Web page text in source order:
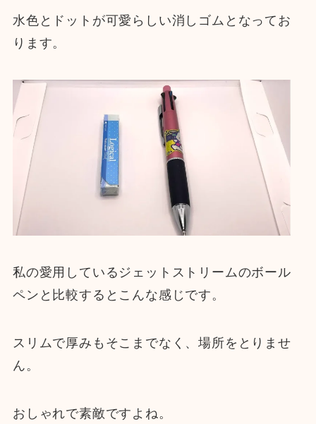
水色とドットが可愛らしい消しゴムとなってお
ります。
私の愛用しているジェットストリームのボール
ペンと比較するとこんな感じです。
スリムで厚みもそこまでなく、場所をとりませ
ん。
おしゃれで素敵ですよね。